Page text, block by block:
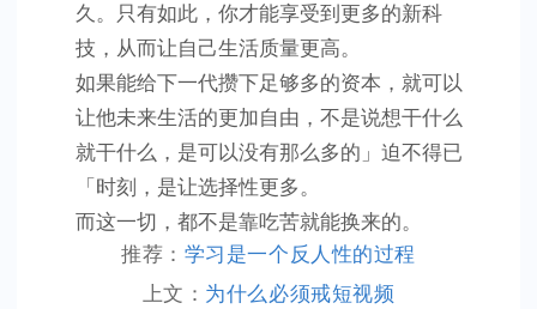
久。只有如此，你才能享受到更多的新科
技，从而让自己生活质量更高。
如果能给下一代攒下足够多的资本，就可以
让他未来生活的更加自由，不是说想干什么
就干什么，是可以没有那么多的」迫不得已
「时刻，是让选择性更多。
而这一切，都不是靠吃苦就能换来的。
推荐： 学习是一个反人性的过程
上文： 为什么必须戒短视频